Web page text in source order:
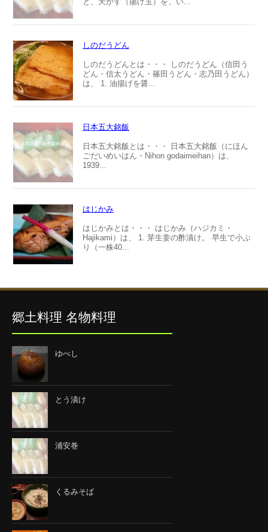
しのだうどん
しのだうどんとは・・・ しのだうどん（信田う
どん・信太うどん・篠田うどん・志乃田うどん）
は、 1. 油揚げを醤...
日本五大銘飯
日本五大銘飯とは・・・ 日本五大銘飯（にほん
ごだいめいはん・Nihon godaimeihan）は、
1939...
はじかみ
はじかみとは・・・ はじかみ（ハジカミ・
Hajikami）は、 1. 芽生姜の酢漬け。 早生で小ぶ
り（一株40...
郷土料理 名物料理
ゆべし
とう漬け
浦安巻
くるみそば